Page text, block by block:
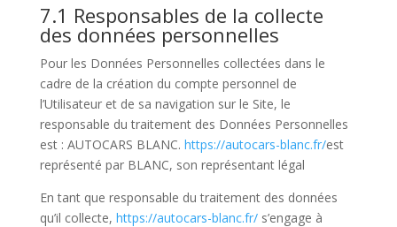
7.1 Responsables de la collecte
des données personnelles
Pour les Données Personnelles collectées dans le
cadre de la création du compte personnel de
l’Utilisateur et de sa navigation sur le Site, le
responsable du traitement des Données Personnelles
est : AUTOCARS BLANC. https://autocars-blanc.fr/est
représenté par BLANC, son représentant légal
En tant que responsable du traitement des données
qu’il collecte, https://autocars-blanc.fr/s’engage à